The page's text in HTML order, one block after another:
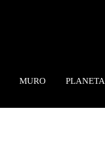
MURO PLANETA